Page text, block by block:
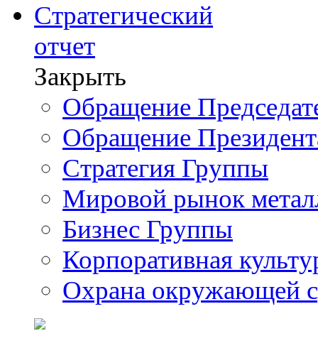
Стратегический
отчет
Закрыть
Обращение
Обращение
Стратегия Группы
Мировой рынок
Бизнес Группы
Корпоративная
Охрана окружающей